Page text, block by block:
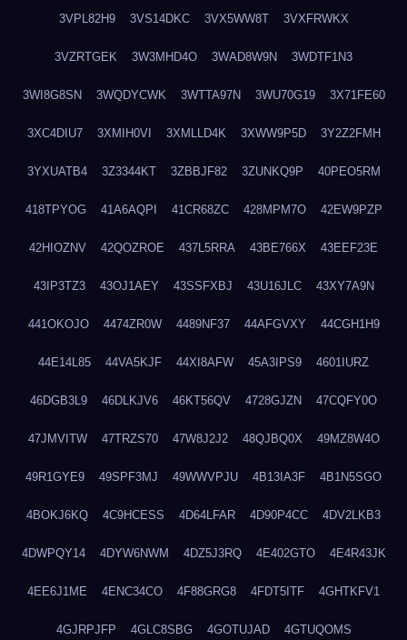
3VPL82H9 3VS14DKC 3VX5WW8T 3VXFRWKX
3VZRTGEK 3W3MHD4O 3WAD8W9N 3WDTF1N3
3WI8G8SN 3WQDYCWK 3WTTA97N 3WU70G19 3X71FE60
3XC4DIU7 3XMIH0VI 3XMLLD4K 3XWW9P5D 3Y2Z2FMH
3YXUATB4 3Z3344KT 3ZBBJF82 3ZUNKQ9P 40PEO5RM
418TPYOG 41A6AQPI 41CR68ZC 428MPM7O 42EW9PZP
42HIOZNV 42QOZROE 437L5RRA 43BE766X 43EEF23E
43IP3TZ3 43OJ1AEY 43SSFXBJ 43U16JLC 43XY7A9N
441OKOJO 4474ZR0W 4489NF37 44AFGVXY 44CGH1H9
44E14L85 44VA5KJF 44XI8AFW 45A3IPS9 4601IURZ
46DGB3L9 46DLKJV6 46KT56QV 4728GJZN 47CQFY0O
47JMVITW 47TRZS70 47W8J2J2 48QJBQ0X 49MZ8W4O
49R1GYE9 49SPF3MJ 49WWVPJU 4B13IA3F 4B1N5SGO
4BOKJ6KQ 4C9HCESS 4D64LFAR 4D90P4CC 4DV2LKB3
4DWPQY14 4DYW6NWM 4DZ5J3RQ 4E402GTO 4E4R43JK
4EE6J1ME 4ENC34CO 4F88GRG8 4FDT5ITF 4GHTKFV1
4GJRPJFP 4GLC8SBG 4GOTUJAD 4GTUQOMS